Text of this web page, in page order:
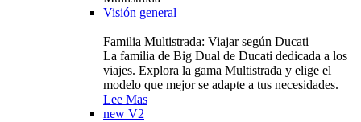
Visión general
Familia Multistrada: Viajar según Ducati
La familia de Big Dual de Ducati dedicada a los
viajes. Explora la gama Multistrada y elige el
modelo que mejor se adapte a tus necesidades.
Lee Mas
new V2